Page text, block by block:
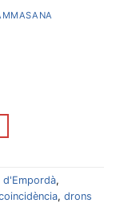
d'Empordà,
, drons